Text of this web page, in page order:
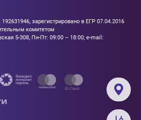
зарегистрировано в ЕГР 07.04.2016
комитетом
5-308, Пн-Пт: 09:00 – 18:00; e-mail: